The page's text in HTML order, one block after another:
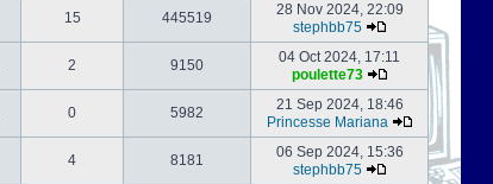
15 445519
28 Nov 2024, 22:09
stephbb75
2 9150
04 Oct 2024, 17:11
poulette73
0 5982
21 Sep 2024, 18:46
Princesse Mariana
4 8181
06 Sep 2024, 15:36
stephbb75